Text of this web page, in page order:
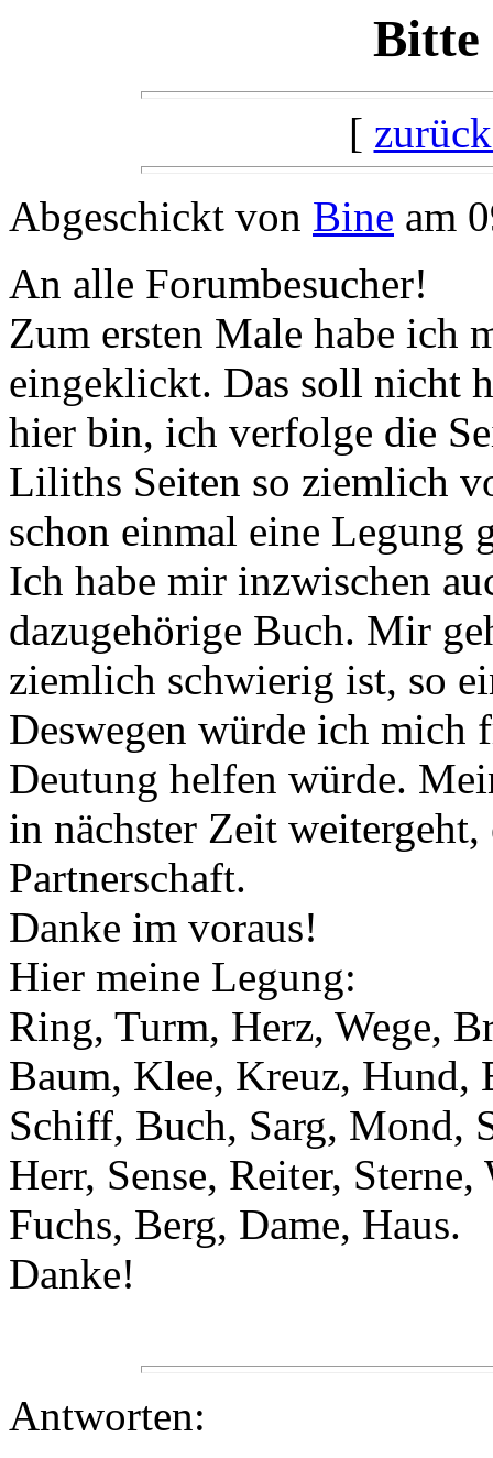
Bitte
[
Abgeschickt von Bine am
An alle Forumbesucher!
Zum ersten Male habe ich
eingeklickt. Das soll nicht
hier bin, ich verfolge die
Liliths Seiten so ziemlich
schon einmal eine Legung
Ich habe mir inzwischen
dazugehörige Buch. Mir
ziemlich schwierig ist, so
Deswegen würde ich mich
Deutung helfen würde.
in nächster Zeit
Partnerschaft.
Danke im voraus!
Hier meine Legung:
Ring, Turm, Herz, Wege,
Baum, Klee, Kreuz, Hund,
Schiff, Buch, Sarg, Mond,
Herr, Sense, Reiter,
Fuchs, Berg, Dame, Haus.
Danke!
Antworten: